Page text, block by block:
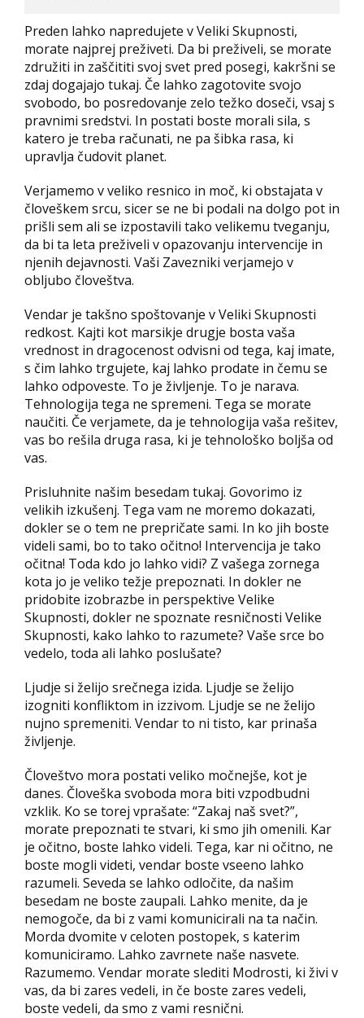
Preden lahko napredujete v Veliki Skupnosti,
morate najprej preživeti. Da bi preživeli, se morate
združiti in zaščititi svoj svet pred posegi, kakršni se
zdaj dogajajo tukaj. Če lahko zagotovite svojo
svobodo, bo posredovanje zelo težko doseči, vsaj s
pravnimi sredstvi. In postati boste morali sila, s
katero je treba računati, ne pa šibka rasa, ki
upravlja čudovit planet.
Verjamemo v veliko resnico in moč, ki obstajata v
človeškem srcu, sicer se ne bi podali na dolgo pot in
prišli sem ali se izpostavili tako velikemu tveganju,
da bi ta leta preživeli v opazovanju intervencije in
njenih dejavnosti. Vaši Zavezniki verjamejo v
obljubo človeštva.
Vendar je takšno spoštovanje v Veliki Skupnosti
redkost. Kajti kot marsikje drugje bosta vaša
vrednost in dragocenost odvisni od tega, kaj imate,
s čim lahko trgujete, kaj lahko prodate in čemu se
lahko odpoveste. To je življenje. To je narava.
Tehnologija tega ne spremeni. Tega se morate
naučiti. Če verjamete, da je tehnologija vaša rešitev,
vas bo rešila druga rasa, ki je tehnološko boljša od
vas.
Prisluhnite našim besedam tukaj. Govorimo iz
velikih izkušenj. Tega vam ne moremo dokazati,
dokler se o tem ne prepričate sami. In ko jih boste
videli sami, bo to tako očitno! Intervencija je tako
očitna! Toda kdo jo lahko vidi? Z vašega zornega
kota jo je veliko težje prepoznati. In dokler ne
pridobite izobrazbe in perspektive Velike
Skupnosti, dokler ne spoznate resničnosti Velike
Skupnosti, kako lahko to razumete? Vaše srce bo
vedelo, toda ali lahko poslušate?
Ljudje si želijo srečnega izida. Ljudje se želijo
izogniti konfliktom in izzivom. Ljudje se ne želijo
nujno spremeniti. Vendar to ni tisto, kar prinaša
življenje.
Človeštvo mora postati veliko močnejše, kot je
danes. Človeška svoboda mora biti vzpodbudni
vzklik. Ko se torej vprašate: “Zakaj naš svet?”,
morate prepoznati te stvari, ki smo jih omenili. Kar
je očitno, boste lahko videli. Tega, kar ni očitno, ne
boste mogli videti, vendar boste vseeno lahko
razumeli. Seveda se lahko odločite, da našim
besedam ne boste zaupali. Lahko menite, da je
nemogoče, da bi z vami komunicirali na ta način.
Morda dvomite v celoten postopek, s katerim
komuniciramo. Lahko zavrnete naše nasvete.
Razumemo. Vendar morate slediti Modrosti, ki živi v
vas, da bi zares vedeli, in če boste zares vedeli,
boste vedeli, da smo z vami resnični.